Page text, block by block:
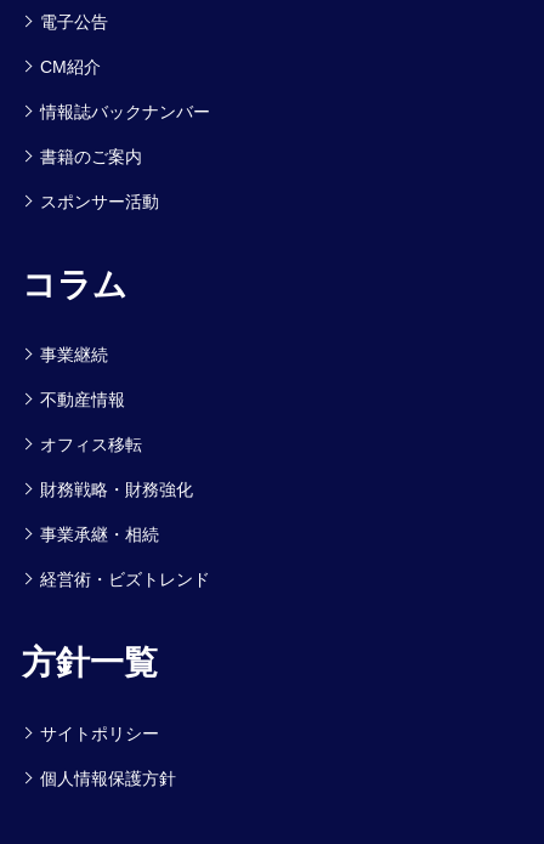
電子公告
CM紹介
情報誌バックナンバー
書籍のご案内
スポンサー活動
コラム
事業継続
不動産情報
オフィス移転
財務戦略・財務強化
事業承継・相続
経営術・ビズトレンド
方針一覧
サイトポリシー
個人情報保護方針